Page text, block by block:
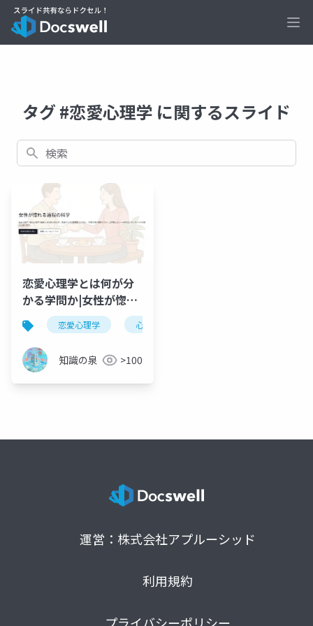
タグ #恋愛心理学 に関するスライド
検索
恋愛心理学とは何が分
かる学問か|女性が惚れ
る過程を科学的に徹底
解説
恋愛心理学 心理学
知識の泉 >100
運営：株式会社アプルーシッド
利用規約